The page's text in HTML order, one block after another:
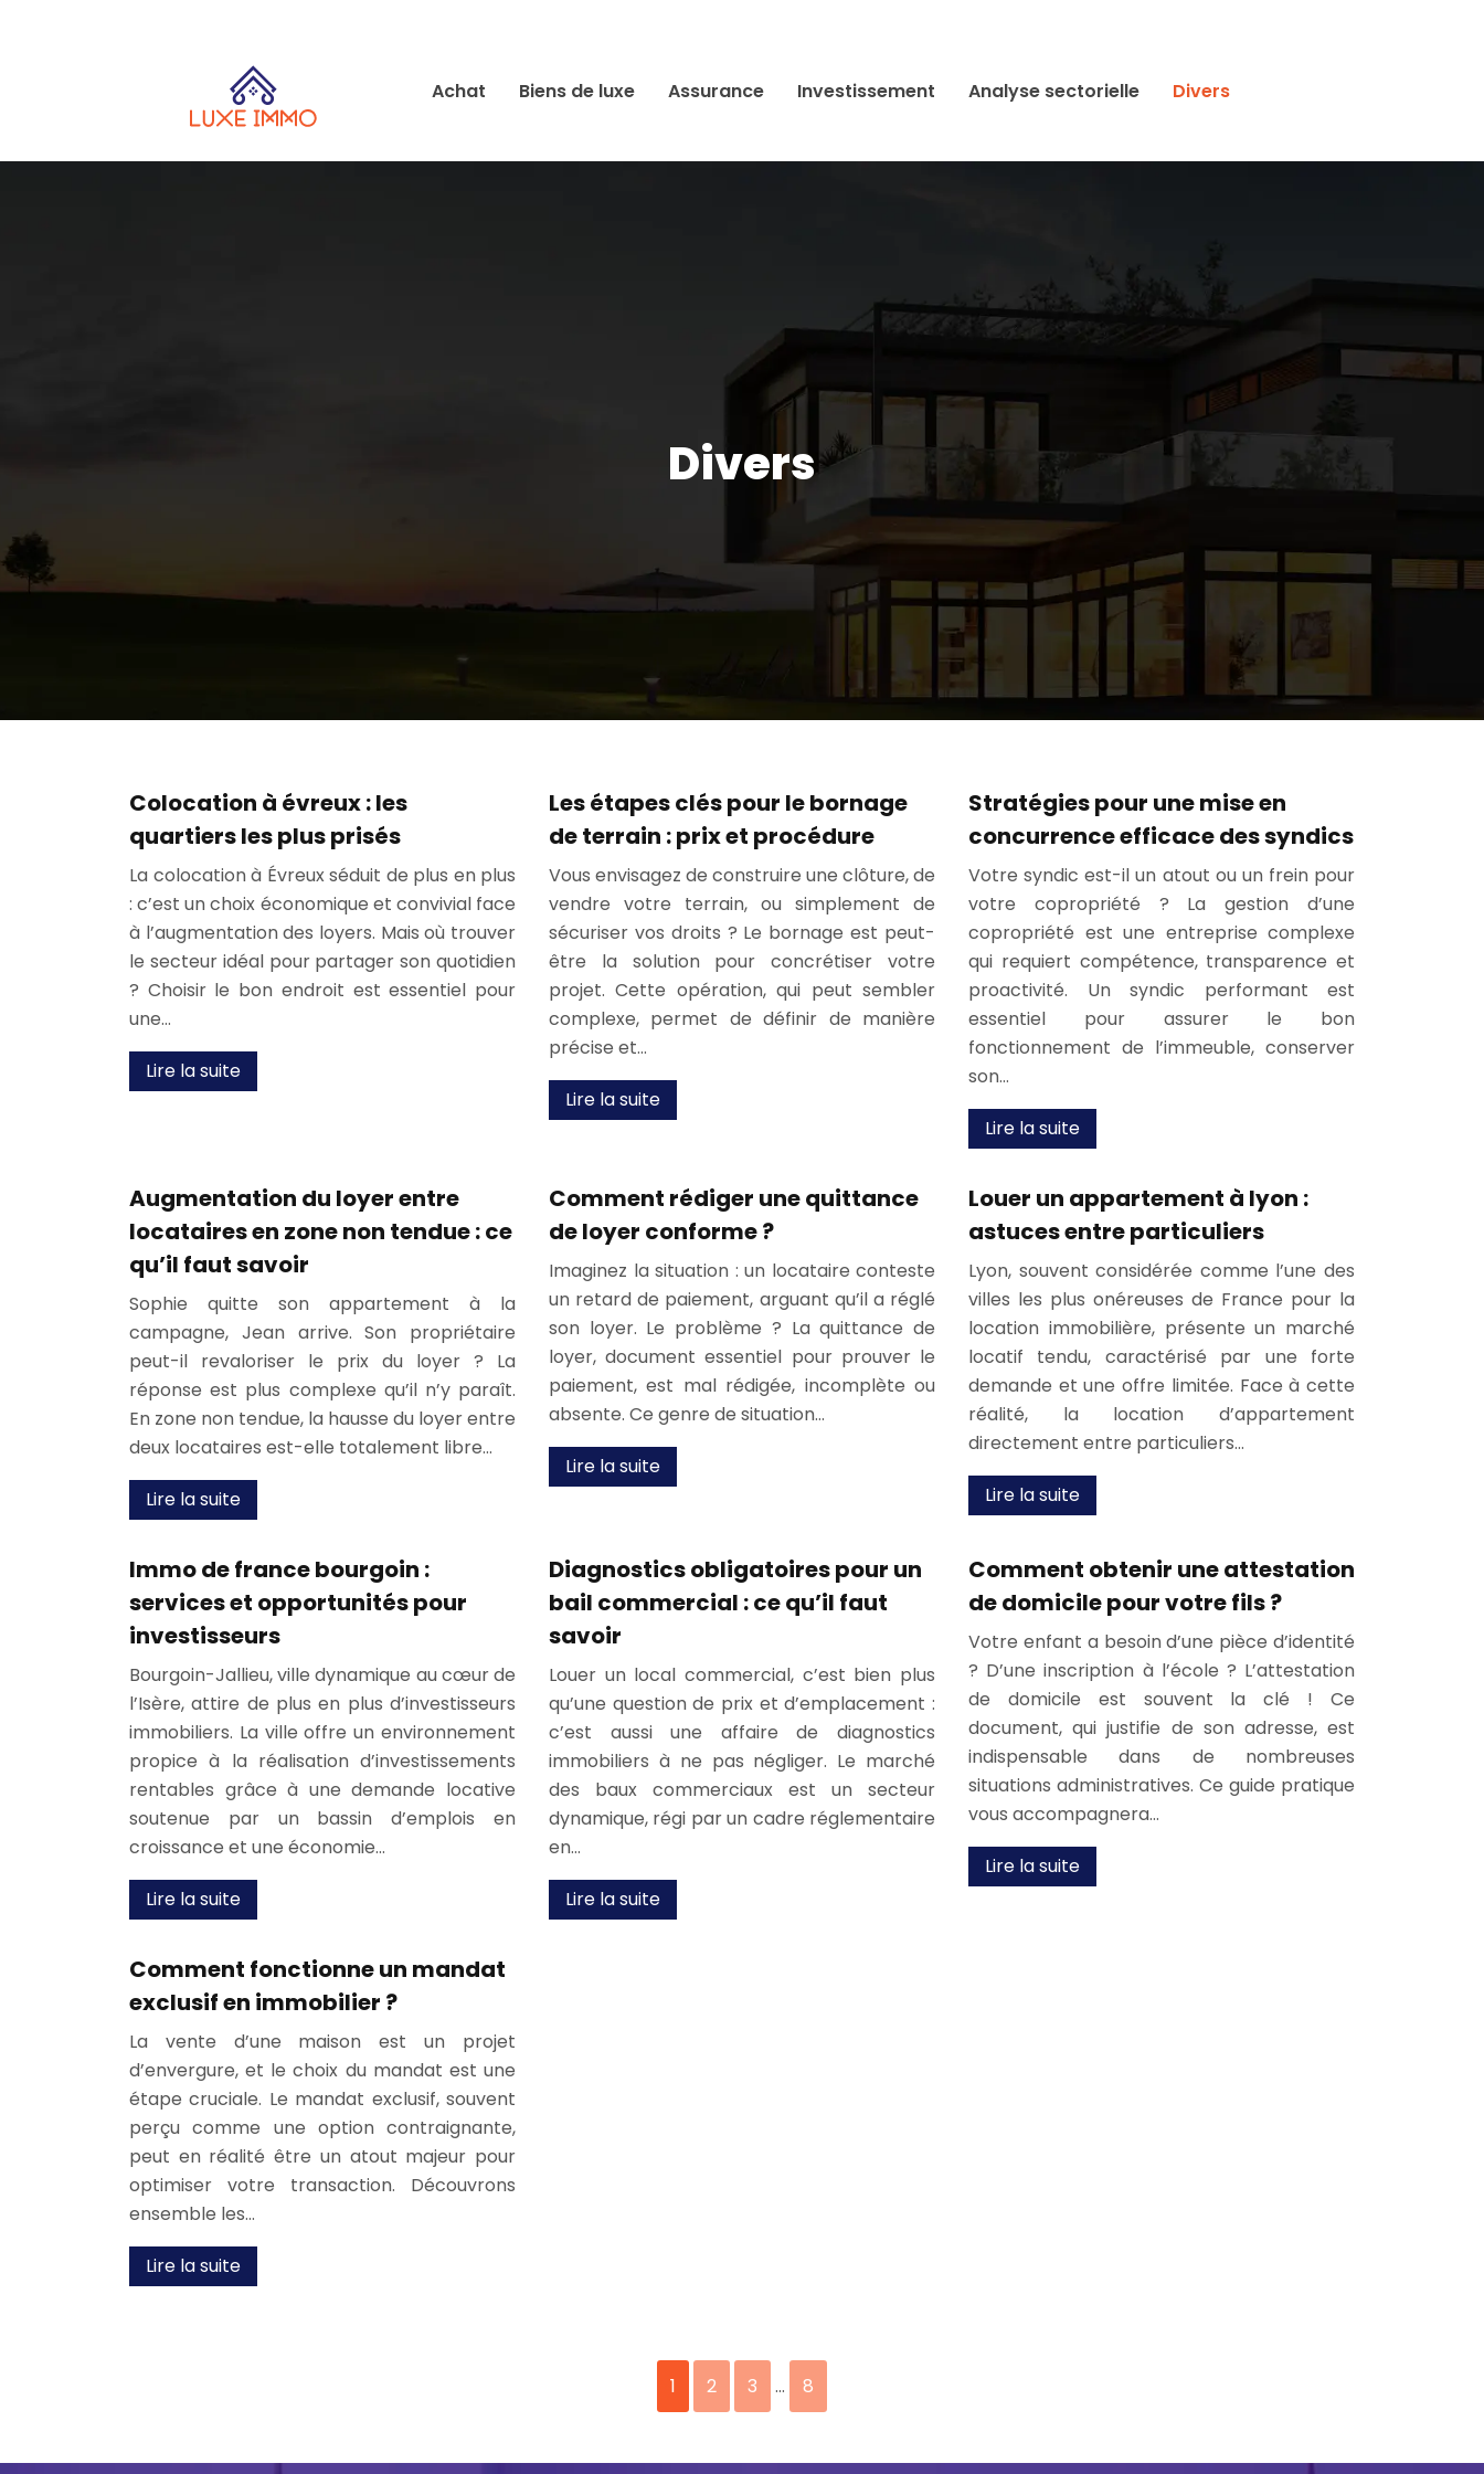
Achat Biens de luxe Assurance Investissement Analyse sectorielle Divers
Divers
Colocation à évreux : les
quartiers les plus prisés
La colocation à Évreux séduit de plus en plus
: c’est un choix économique et convivial face
à l’augmentation des loyers. Mais où trouver
le secteur idéal pour partager son quotidien
? Choisir le bon endroit est essentiel pour
une…
Lire la suite
Les étapes clés pour le bornage
de terrain : prix et procédure
Vous envisagez de construire une clôture, de
vendre votre terrain, ou simplement de
sécuriser vos droits ? Le bornage est peut-
être la solution pour concrétiser votre
projet. Cette opération, qui peut sembler
complexe, permet de définir de manière
précise et…
Lire la suite
Stratégies pour une mise en
concurrence efficace des syndics
Votre syndic est-il un atout ou un frein pour
votre copropriété ? La gestion d’une
copropriété est une entreprise complexe
qui requiert compétence, transparence et
proactivité. Un syndic performant est
essentiel pour assurer le bon
fonctionnement de l’immeuble, conserver
son…
Lire la suite
Augmentation du loyer entre
locataires en zone non tendue : ce
qu’il faut savoir
Sophie quitte son appartement à la
campagne, Jean arrive. Son propriétaire
peut-il revaloriser le prix du loyer ? La
réponse est plus complexe qu’il n’y paraît.
En zone non tendue, la hausse du loyer entre
deux locataires est-elle totalement libre…
Lire la suite
Comment rédiger une quittance
de loyer conforme ?
Imaginez la situation : un locataire conteste
un retard de paiement, arguant qu’il a réglé
son loyer. Le problème ? La quittance de
loyer, document essentiel pour prouver le
paiement, est mal rédigée, incomplète ou
absente. Ce genre de situation…
Lire la suite
Louer un appartement à lyon :
astuces entre particuliers
Lyon, souvent considérée comme l’une des
villes les plus onéreuses de France pour la
location immobilière, présente un marché
locatif tendu, caractérisé par une forte
demande et une offre limitée. Face à cette
réalité, la location d’appartement
directement entre particuliers…
Lire la suite
Immo de france bourgoin :
services et opportunités pour
investisseurs
Bourgoin-Jallieu, ville dynamique au cœur de
l’Isère, attire de plus en plus d’investisseurs
immobiliers. La ville offre un environnement
propice à la réalisation d’investissements
rentables grâce à une demande locative
soutenue par un bassin d’emplois en
croissance et une économie…
Lire la suite
Diagnostics obligatoires pour un
bail commercial : ce qu’il faut
savoir
Louer un local commercial, c’est bien plus
qu’une question de prix et d’emplacement :
c’est aussi une affaire de diagnostics
immobiliers à ne pas négliger. Le marché
des baux commerciaux est un secteur
dynamique, régi par un cadre réglementaire
en…
Lire la suite
Comment obtenir une attestation
de domicile pour votre fils ?
Votre enfant a besoin d’une pièce d’identité
? D’une inscription à l’école ? L’attestation
de domicile est souvent la clé ! Ce
document, qui justifie de son adresse, est
indispensable dans de nombreuses
situations administratives. Ce guide pratique
vous accompagnera…
Lire la suite
Comment fonctionne un mandat
exclusif en immobilier ?
La vente d’une maison est un projet
d’envergure, et le choix du mandat est une
étape cruciale. Le mandat exclusif, souvent
perçu comme une option contraignante,
peut en réalité être un atout majeur pour
optimiser votre transaction. Découvrons
ensemble les…
Lire la suite
1 2 3 … 8